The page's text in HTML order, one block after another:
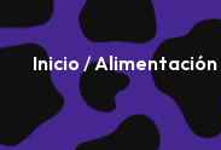
Inicio /Alimentación